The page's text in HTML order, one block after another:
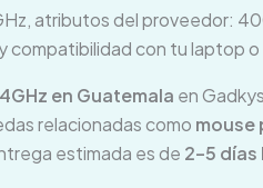
atributos del proveedor:
compatibilidad con tu laptop
en Guatemala en
relacionadas como mouse
estimada es de 2–5